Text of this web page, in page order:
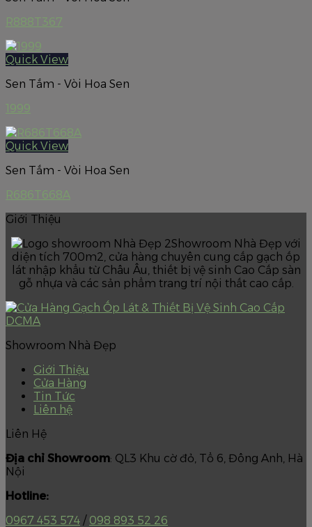
R888T367
Quick View
Sen Tắm - Vòi Hoa Sen
1999
Quick View
Sen Tắm - Vòi Hoa Sen
R686T668A
Giới Thiệu
Showroom Nhà Đẹp với
diện tích 700m2, cửa hàng chuyên cung cấp gạch ốp
lát nhập khẩu từ Châu Âu, thiết bị vệ sinh Cao Cấp sàn
gỗ nhựa và các sản phẩm trang trí nội thất cao cấp.
Showroom Nhà Đẹp
Giới Thiệu
Cửa Hàng
Tin Tức
Liên hệ
Liên Hệ
Địa chỉ Showroom: QL3 Khu cờ đỏ, Tổ 6, Đông Anh, Hà
Nội
Hotline:
0967 453 574 / 098 893 52 26